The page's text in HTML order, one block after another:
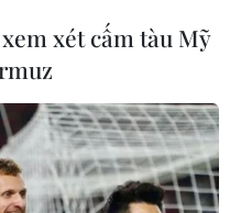
xét cấm tàu Mỹ